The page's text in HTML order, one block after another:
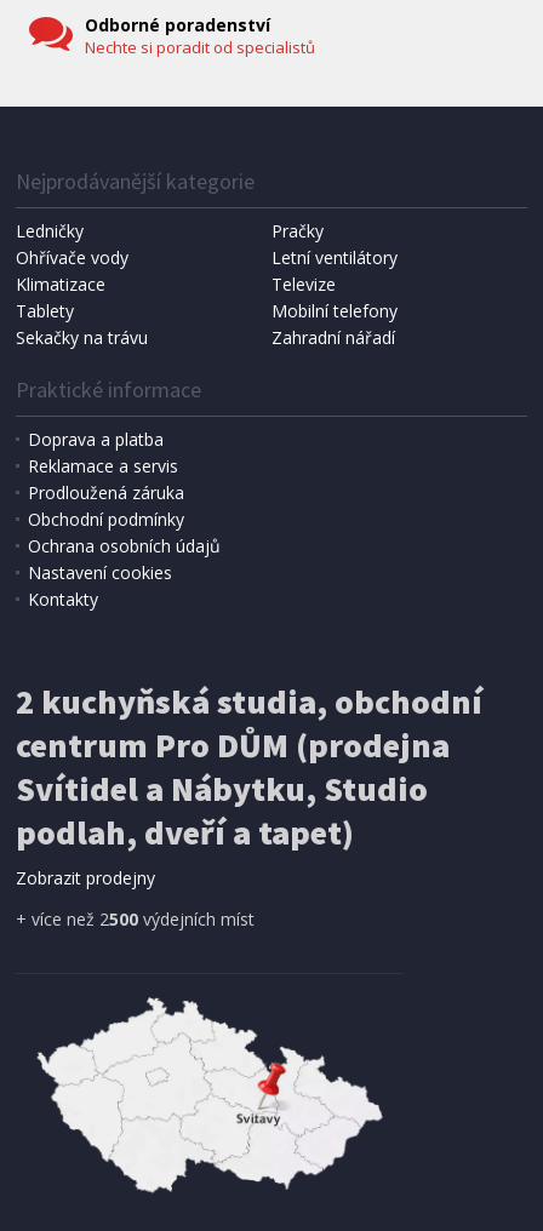
NÁHRADNÍ SÁČKY DO VYSAVAČE
Koma KRA-SB02S (Multi Bag, S-BAG SMS)
199 Kč Přidat do košíku
SÍŤ PROTI HMYZU
ProGarden KO-CY5910600 Síť proti hmyzu do
dveří magnetická 210 x 100 cm
Odborné poradenství
Nechte si poradit od specialistů
Nejprodávanější kategorie
Ledničky
Pračky
Ohřívače vody
Letní ventilátory
Klimatizace
Televize
Tablety
Mobilní telefony
Sekačky na trávu
Zahradní nářadí
Praktické informace
Doprava a platba
Reklamace a servis
Prodloužená záruka
Obchodní podmínky
Ochrana osobních údajů
Nastavení cookies
Kontakty
2 kuchyňská studia, obchodní
centrum Pro DŮM (prodejna
Svítidel a Nábytku, Studio
podlah, dveří a tapet)
Zobrazit prodejny
+ více než 2500 výdejních míst